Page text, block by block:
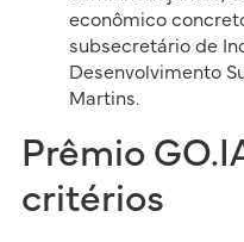
econômico
subsecretário de
Desenvolvimento
Martins.
Prêmio
critérios